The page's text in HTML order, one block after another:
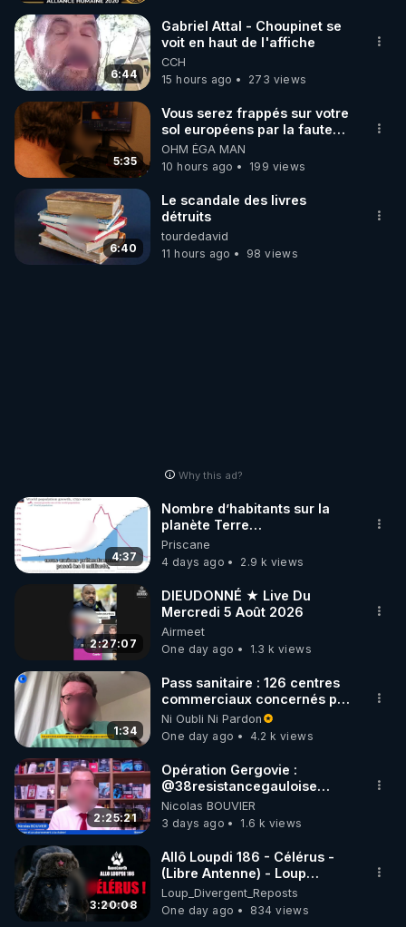
6:44
Gabriel Attal - Choupinet se
voit en haut de l'affiche
CCH
15 hours ago
273 views
5:35
Vous serez frappés sur votre
sol européens par la faute
des dirigeants qui s'en
mettent dans le nez
OHM ÉGA MAN
10 hours ago
199 views
6:40
Le scandale des livres
détruits
tourdedavid
11 hours ago
98 views
Why this ad?
4:37
Nombre d’habitants sur la
planète Terre…
Priscane
4 days ago
2.9 k views
2:27:07
DIEUDONNÉ ★ Live Du
Mercredi 5 Août 2026
Airmeet
One day ago
1.3 k views
1:34
Pass sanitaire : 126 centres
commerciaux concernés par
l'obligation dans toute la
France
Ni Oubli Ni Pardon
One day ago
4.2 k views
2:25:21
Opération Gergovie :
‪@38resistancegauloise‬
‪@MarionSigautOfficiel‬
‪@gladysriifard5710‬ Laëtitia
Nicolas BOUVIER
3 days ago
1.6 k views
3:20:08
Allô Loupdi 186 - Célérus -
(Libre Antenne) - Loup
Divergent 2026.08.06
Loup_Divergent_Reposts
One day ago
834 views